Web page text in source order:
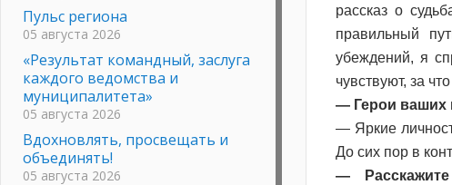
рассказ о
правильный
убеждений, я
чувствуют, за
— Герои ваших
— Яркие
До сих пор в
—
Пульс региона
05 августа 2026
«Результат командный, заслуга
каждого ведомства и
муниципалитета»
05 августа 2026
Вдохновлять, просвещать и
объединять!
05 августа 2026